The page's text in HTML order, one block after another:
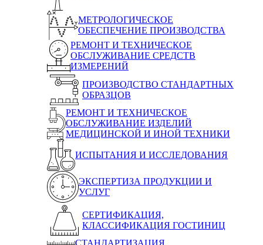
МЕТРОЛОГИЧЕСКОЕ
ОБЕСПЕЧЕНИЕ ПРОИЗВОДСТВА
РЕМОНТ И ТЕХНИЧЕСКОЕ
ОБСЛУЖИВАНИЕ СРЕДСТВ
ИЗМЕРЕНИЙ
ПРОИЗВОДСТВО СТАНДАРТНЫХ
ОБРАЗЦОВ
РЕМОНТ И ТЕХНИЧЕСКОЕ
ОБСЛУЖИВАНИЕ ИЗДЕЛИЙ
МЕДИЦИНСКОЙ И ИНОЙ ТЕХНИКИ
ИСПЫТАНИЯ И ИССЛЕДОВАНИЯ
ЭКСПЕРТИЗА ПРОДУКЦИИ И
УСЛУГ
СЕРТИФИКАЦИЯ,
КЛАССИФИКАЦИЯ ГОСТИНИЦ
СТАНДАРТИЗАЦИЯ